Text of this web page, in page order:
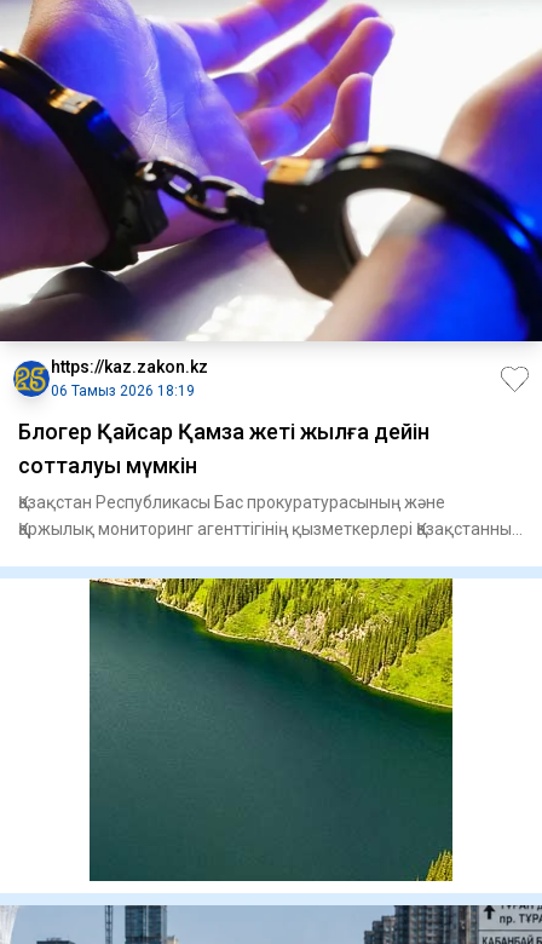
https://kaz.zakon.kz
06 Тамыз 2026 18:19
Блогер Қайсар Қамза жеті жылға дейін
сотталуы мүмкін
Қазақстан Республикасы Бас прокуратурасының және
Қаржылық мониторинг агенттігінің қызметкерлері Қазақстанның